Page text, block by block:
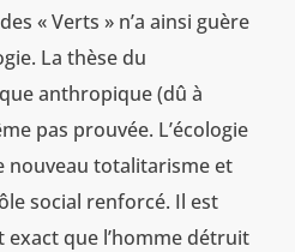
« Verts » n’a ainsi guère
La thèse du
anthropique (dû à
pas prouvée. L’écologie
nouveau totalitarisme et
social renforcé. Il est
que l’homme détruit